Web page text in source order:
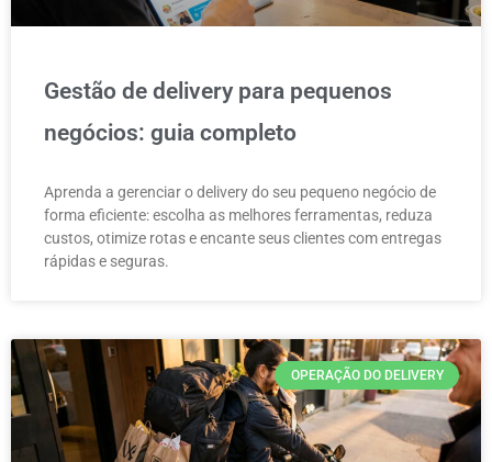
Gestão de delivery para pequenos
negócios: guia completo
Aprenda a gerenciar o delivery do seu pequeno negócio de
forma eficiente: escolha as melhores ferramentas, reduza
custos, otimize rotas e encante seus clientes com entregas
rápidas e seguras.
OPERAÇÃO DO DELIVERY